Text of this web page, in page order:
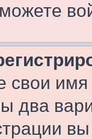
свои
два